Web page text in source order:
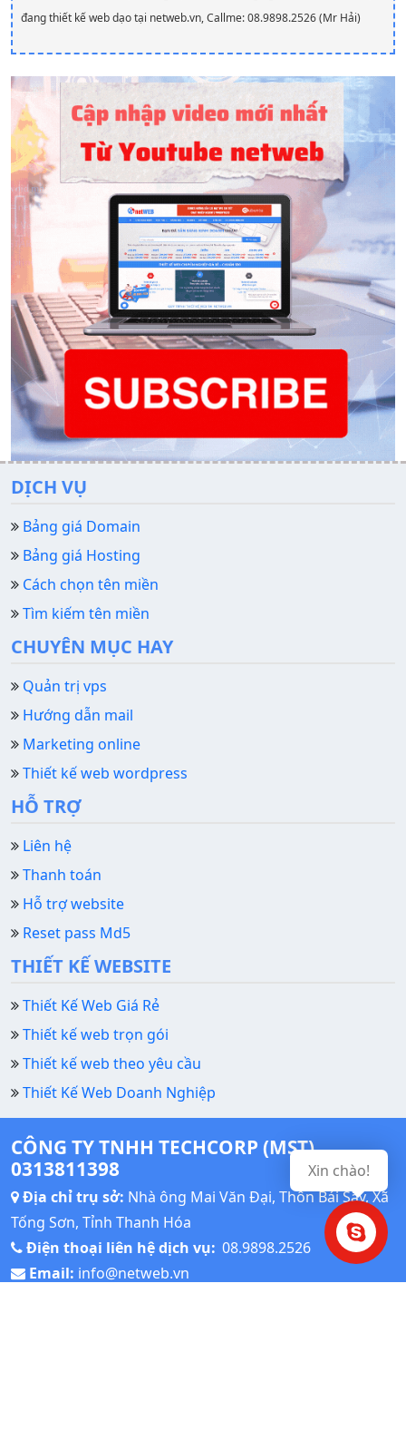
đang thiết kế web dạo tại netweb.vn, Callme: 08.9898.2526 (Mr Hải)
DỊCH VỤ
Bảng giá Domain
Bảng giá Hosting
Cách chọn tên miền
Tìm kiếm tên miền
CHUYÊN MỤC HAY
Quản trị vps
Hướng dẫn mail
Marketing online
Thiết kế web wordpress
HỖ TRỢ
Liên hệ
Thanh toán
Hỗ trợ website
Reset pass Md5
THIẾT KẾ WEBSITE
Thiết Kế Web Giá Rẻ
Thiết kế web trọn gói
Thiết kế web theo yêu cầu
Thiết Kế Web Doanh Nghiệp
CÔNG TY TNHH TECHCORP (MST)
0313811398
Địa chỉ trụ sở: Nhà ông Mai Văn Đại, Thôn Bái Sậy, Xã
Tống Sơn, Tỉnh Thanh Hóa
Điện thoại liên hệ dịch vụ: 08.9898.2526
Email: info@netweb.vn
Xin chào!